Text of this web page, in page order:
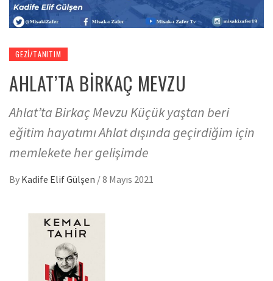
GEZI/TANITIM
AHLAT’TA BİRKAÇ MEVZU
Ahlat’ta Birkaç Mevzu Küçük yaştan beri
eğitim hayatımı Ahlat dışında geçirdiğim için
memlekete her gelişimde
By Kadife Elif Gülşen /8 Mayıs 2021